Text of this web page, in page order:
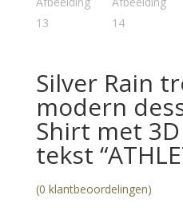
Silver Rain
modern
Shirt met
tekst
(0 klantbeoordelingen)